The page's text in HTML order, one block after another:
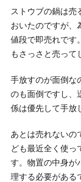
ストウブの鍋は売
おいたのですが、
値段で即売れです
もさっさと売って
手放すのが面倒な
のも面倒ですし、
係は優先して手放
あとは売れないの
ども最近全く使っ
す。物置の中身が
理する必要がある